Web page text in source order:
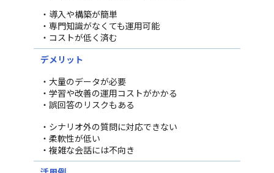
・導入や構築が簡単
・専門知識がなくても運用可能
・コストが低く済む
デメリット
・大量のデータが必要
・学習や改善の運用コストがかかる
・誤回答のリスクもある
・シナリオ外の質問に対応できない
・柔軟性が低い
・複雑な会話には不向き